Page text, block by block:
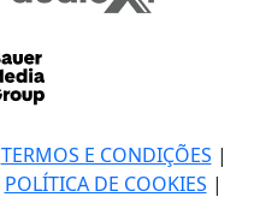
TERMOS E CONDIÇÕES |
POLÍTICA DE COOKIES |